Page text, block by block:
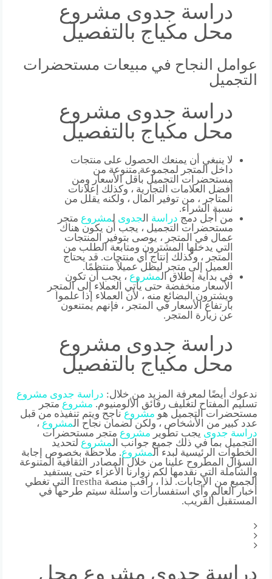
دراسة جدوى مشروع
محل مكياج بالتفصيل
عوامل النجاح في مبيعات مستحضرات
التجميل
دراسة جدوى مشروع
محل مكياج بالتفصيل
لا ينبغي أن يمنعك الحصول على منتجات
داخل المتجر لمجموعة متنوعة من
مستحضرات التجميل بأقل الأسعار ومن
أفضل العلامات التجارية ، وكذلك إعلانات
المتاجر ، من توفير المال ، ولكنه يقلل من
نسبة الشراء.
من أجل دمج دراسة جدوى مشروع متجر
مستحضرات التجميل ، يجب أن يكون هناك
عمال في المتجر ، يوصى بتوفير المنتجات
التي يدخلها المشترون ومتابعة الطلب من
المتجر ، وكذلك إنتاج أي منتجات. قد يحتاج
العميل إلى متجر ليظل عميلاً منتظمًا.
في بداية إطلاق ال مشروع ، يجب أن تكون
الأسعار منخفضة حتى يأتي العملاء إلى المتجر
ويشترون البضائع منه ، لأن العملاء إذا علموا
بارتفاع الأسعار في المتجر ، فإنهم يمتنعون
عن زيارة المتجر.
دراسة جدوى مشروع
محل مكياج بالتفصيل
ندعوك أيضًا لمعرفة المزيد من خلال: دراسة جدوى مشروع
تسليم المفتاح لتغليف رقائق الألومنيوم. مشروع متجر
مستحضرات التجميل هو مشروع ناجح ويتم تنفيذه من قبل
عدد كبير من الأشخاص ، ولكن لضمان نجاح ال مشروع ،
دراسة جدوى يجب تطوير مشروع متجر مستحضرات
التجميل بما في ذلك جميع جوانب ال مشروع لتحديد
الخطوات الرئيسية لبدء ال مشروع . ملاحظة بخصوص إجابة
السؤال المطروح علينا من خلال المصادر الثقافية المتنوعة
والشاملة التي نقدمها لكم زوارنا الأعزاء حتى يستفيد
الجميع من الإجابات. لذا ، راقب منصة Irestha التي تغطي
أخبار العالم وأي استفسارات وأسئلة سيتم طرحها في
المستقبل القريب.
دراسة جدوى مشروع محل